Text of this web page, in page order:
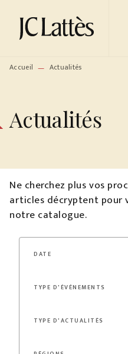
MENU RECHERCHE
PIED DE PAGE
Accueil — Actualités
Actualités
Ne cherchez plus vos
articles décryptent pour
notre catalogue.
DATE
TYPE D'ÉVÈNEMENTS
TYPE D'ACTUALITÉS